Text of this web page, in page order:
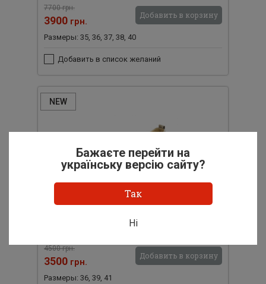
7700 грн.
3900 грн.
Добавить в корзину
Размеры: 35, 36, 37, 38, 40
Добавить в список желаний
NEW
4500 грн.
3500 грн.
Добавить в корзину
Размеры: 36, 39, 41
Бажаєте перейти на
українську версію сайту?
Так
Ні